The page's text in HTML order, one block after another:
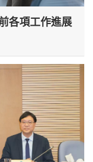
各項工作進展